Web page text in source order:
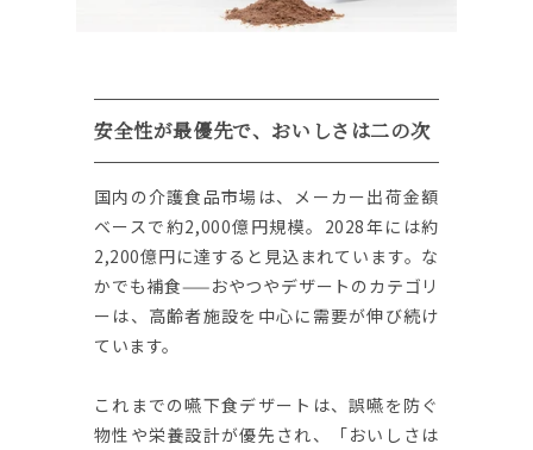
安全性が最優先で、おいしさは二の次
国内の介護食品市場は、メーカー出荷金額
ベースで約2,000億円規模。2028年には約
2,200億円に達すると見込まれています。な
かでも補食——おやつやデザートのカテゴリ
ーは、高齢者施設を中心に需要が伸び続け
ています。
これまでの嚥下食デザートは、誤嚥を防ぐ
物性や栄養設計が優先され、「おいしさは